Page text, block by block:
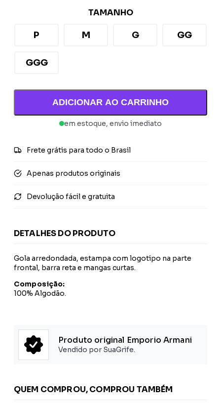
TAMANHO
P M G GG
GGG
ADICIONAR AO CARRINHO
em estoque, envio imediato
Frete grátis para todo o Brasil
Apenas produtos originais
Devolução fácil e gratuita
DETALHES DO PRODUTO
Gola arredondada, estampa com logotipo na parte
frontal, barra reta e mangas curtas.
Composição:
100% Algodão.
Produto original Emporio Armani
Vendido por SuaGrife.
QUEM COMPROU, COMPROU TAMBÉM